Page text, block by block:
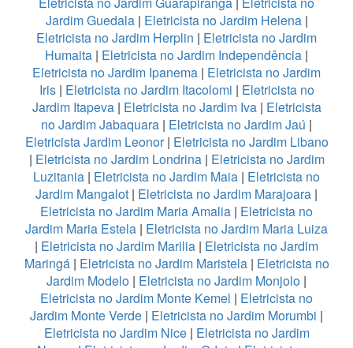
Jardim Guedala| Eletricista no Jardim Helena|
Eletricista no Jardim Herplin | Eletricista no Jardim
Humaita | Eletricista no Jardim Independência |
Eletricista no Jardim Ipanema | Eletricista no Jardim
Iris| Eletricista no Jardim Itacolomi | Eletricista no
Jardim Itapeva| Eletricista no Jardim Iva| Eletricista
no Jardim Jabaquara | Eletricista no Jardim Jaú |
Eletricista Jardim Leonor| Eletricista no Jardim Libano
| Eletricista no Jardim Londrina| Eletricista no Jardim
Luzitania | Eletricista no Jardim Maia | Eletricista no
Jardim Mangalot | Eletricista no Jardim Marajoara |
Eletricista no Jardim Maria Amalia | Eletricista no
Jardim Maria Estela | Eletricista no Jardim Maria Luiza
| Eletricista no Jardim Marilia | Eletricista no Jardim
Maringá| Eletricista no Jardim Maristela| Eletricista no
Jardim Modelo | Eletricista no Jardim Monjolo |
Eletricista no Jardim Monte Kemel | Eletricista no
Jardim Monte Verde | Eletricista no Jardim Morumbi |
Eletricista no Jardim Nice| Eletricista no Jardim